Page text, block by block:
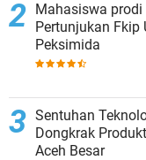
Mahasiswa prodi
Pertunjukan Fkip
Peksimida
Sentuhan
Dongkrak
Aceh Besar